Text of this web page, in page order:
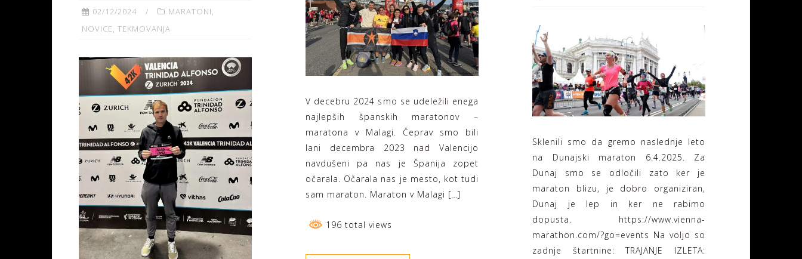
V decebru 2024 smo se udeležili enega
najlepših španskih maratonov –
maratona v Malagi. Čeprav smo bili
lani decembra 2023 nad Valencijo
navdušeni pa nas je Španija zopet
očarala. Očarala nas je mesto, kot tudi
sam maraton. Maraton v Malagi […]
196 total views
02/12/2024 MARATONI,
NOVICE, TEKMOVANJA
Sklenili smo da gremo naslednje leto
na Dunajski maraton 6.4.2025. Za
Dunaj smo se odločili zato ker je
maraton blizu, je dobro organiziran,
Dunaj je lep in ker ne rabimo
dopusta. https://www.vienna-
marathon.com/?go=events Na voljo so
zadnje štartnine: TRAJANJE IZLETA: